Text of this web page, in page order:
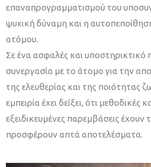
επαναπρογραμματισμού του
ψυχική δύναμη και η
ατόμου.
Σε ένα ασφαλές και υποστηρικτικό
συνεργασία με το άτομο για την
της ελευθερίας και της ποιότητας
εμπειρία έχει δείξει, ότι μεθοδικές
εξειδικευμένες παρεμβάσεις
προσφέρουν απτά αποτελέσματα.